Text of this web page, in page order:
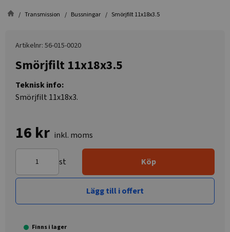
Transmission Bussningar Smörjfilt 11x18x3.5
Artikelnr: 56-015-0020
Smörjfilt 11x18x3.5
Teknisk info:
Smörjfilt 11x18x3.
16 kr inkl. moms
st Köp
Lägg till i offert
Finns i lager